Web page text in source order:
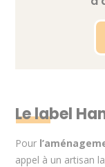
Le label
Pour
appel à un artisan